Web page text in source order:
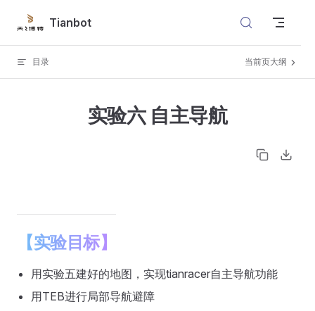
Skip to content
Tianbot
目录 当前页大纲
实验六 自主导航
【实验目标】
用实验五建好的地图，实现tianracer自主导航功能
用TEB进行局部导航避障